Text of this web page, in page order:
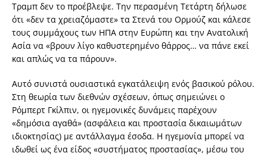
Τραμπ δεν το προέβλεψε. Την περασμένη Τετάρτη δήλωσε
ότι «δεν τα χρειαζόμαστε» τα Στενά του Ορμούζ και κάλεσε
τους συμμάχους των ΗΠΑ στην Ευρώπη και την Ανατολική
Ασία να «βρουν λίγο καθυστερημένο θάρρος… να πάνε εκεί
και απλώς να τα πάρουν».
Αυτό συνιστά ουσιαστικά εγκατάλειψη ενός βασικού ρόλου.
Στη θεωρία των διεθνών σχέσεων, όπως σημειώνει ο
Ρόμπερτ Γκίλπιν, οι ηγεμονικές δυνάμεις παρέχουν
«δημόσια αγαθά» (ασφάλεια και προστασία δικαιωμάτων
ιδιοκτησίας) με αντάλλαγμα έσοδα. Η ηγεμονία μπορεί να
ιδωθεί ως ένα είδος «συστήματος προστασίας», μέσω του